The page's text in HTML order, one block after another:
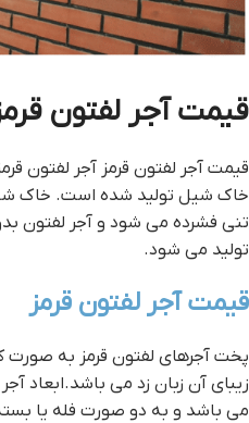
قيمت آجر لفتون
تنی فشرده می شود و آجر لفتون
تولید می شود.
قيمت آجر لفتون قرمز
پخت آجرهای لفتون قرمز به
زیبای آن زبان زد می باشد.ابعاد
می باشد و به دو صورت فله یا